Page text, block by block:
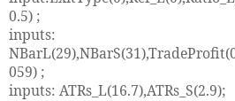
0.5) ;
inputs:
059) ;
inputs: ATRs_L(16.7),ATRs_S(2.9);